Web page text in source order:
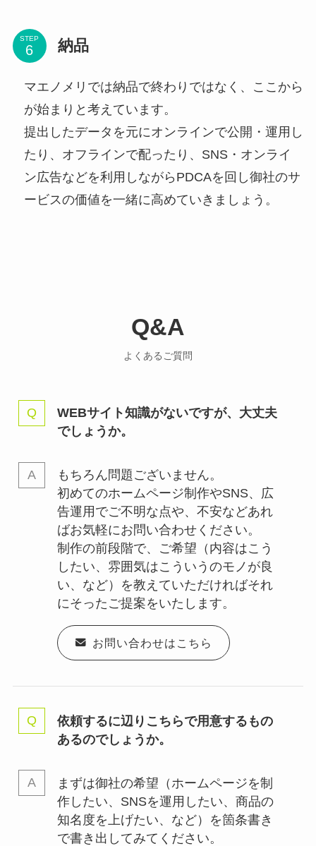
STEP 納品
マエノメリでは納品で終わりではなく、ここから
が始まりと考えています。
提出したデータを元にオンラインで公開・運用し
たり、オフラインで配ったり、SNS・オンライ
ン広告などを利用しながらPDCAを回し御社のサ
ービスの価値を一緒に高めていきましょう。
Q&A
よくあるご質問
WEBサイト知識がないですが、大丈夫
でしょうか。
もちろん問題ございません。
初めてのホームページ制作やSNS、広
告運用でご不明な点や、不安などあれ
ばお気軽にお問い合わせください。
制作の前段階で、ご希望（内容はこう
したい、雰囲気はこういうのモノが良
い、など）を教えていただければそれ
にそったご提案をいたします。
お問い合わせはこちら
依頼するに辺りこちらで用意するもの
あるのでしょうか。
まずは御社の希望（ホームページを制
作したい、SNSを運用したい、商品の
知名度を上げたい、など）を箇条書き
で書き出してみてください。